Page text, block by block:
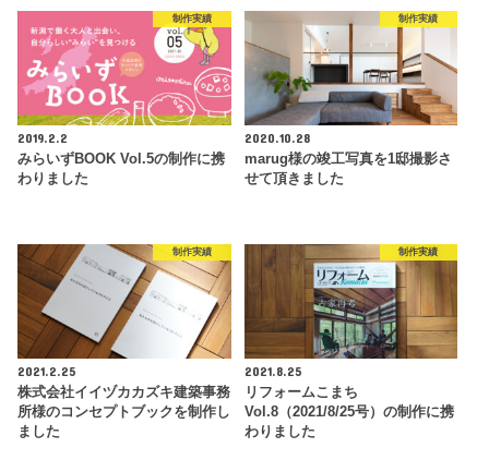
制作実績
2019.2.2
みらいずBOOK Vol.5の制作に携
わりました
制作実績
2020.10.28
marug様の竣工写真を1邸撮影さ
せて頂きました
制作実績
2021.2.25
株式会社イイヅカカズキ建築事務
所様のコンセプトブックを制作し
ました
制作実績
2021.8.25
リフォームこまち
Vol.8（2021/8/25号）の制作に携
わりました